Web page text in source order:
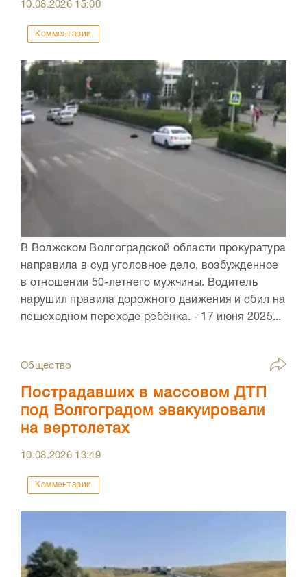
10.08.2026 15:00
Комментарии
В Волжском Волгоградской области прокуратура
направила в суд уголовное дело, возбужденное
в отношении 50-летнего мужчины. Водитель
нарушил правила дорожного движения и сбил на
пешеходном переходе ребёнка. - 17 июня 2025...
Общество
Пострадавших в массовом ДТП
под Волгоградом эвакуировали
на вертолетах
10.08.2026 13:49
Комментарии